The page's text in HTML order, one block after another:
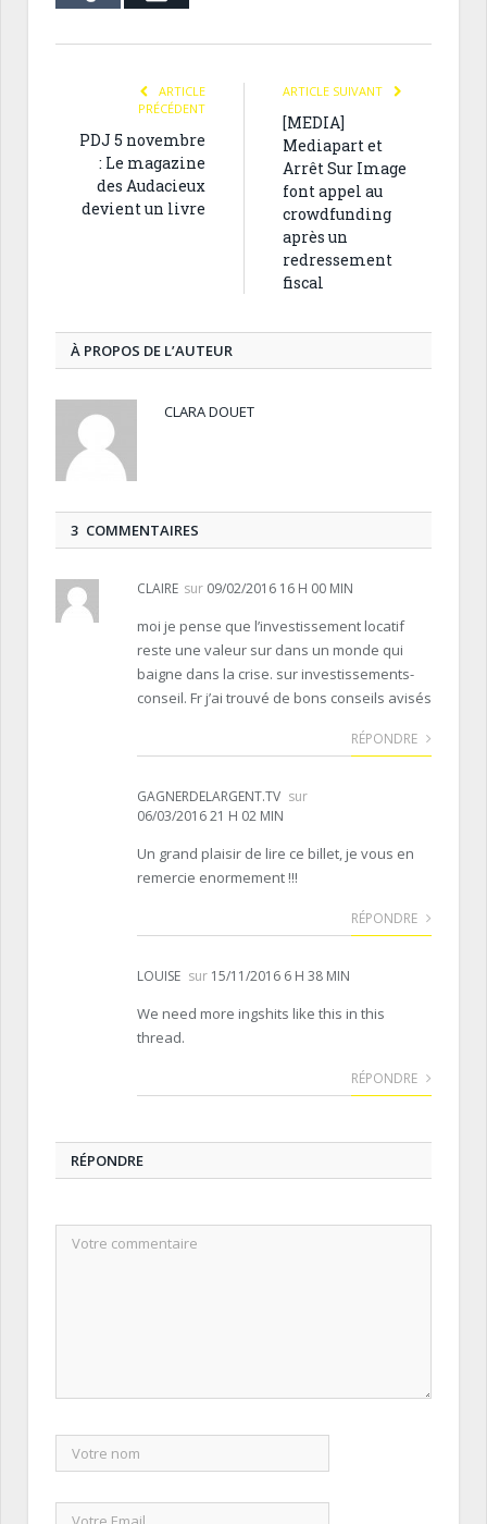
ARTICLE
PRÉCÉDENT
PDJ 5 novembre
: Le magazine
des Audacieux
devient un livre
ARTICLE SUIVANT
[MEDIA]
Mediapart et
Arrêt Sur Image
font appel au
crowdfunding
après un
redressement
fiscal
À PROPOS DE L’AUTEUR
CLARA DOUET
3 COMMENTAIRES
CLAIRE sur 09/02/2016 16 H 00 MIN
moi je pense que l’investissement locatif
reste une valeur sur dans un monde qui
baigne dans la crise. sur investissements-
conseil. Fr j’ai trouvé de bons conseils avisés
RÉPONDRE
GAGNERDELARGENT.TV sur
06/03/2016 21 H 02 MIN
Un grand plaisir de lire ce billet, je vous en
remercie enormement !!!
RÉPONDRE
LOUISE sur 15/11/2016 6 H 38 MIN
We need more ingshits like this in this
thread.
RÉPONDRE
RÉPONDRE